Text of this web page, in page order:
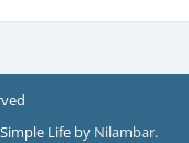
Life by Nilambar.